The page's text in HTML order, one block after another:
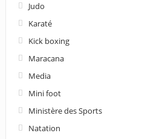
Judo
Karaté
Kick boxing
Maracana
Media
Mini foot
Ministère des Sports
Natation